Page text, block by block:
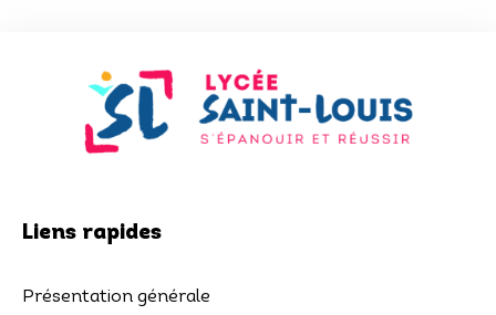
Liens rapides
Présentation générale